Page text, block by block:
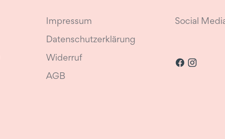
Impressum
Datenschutzerklärung
Widerruf
AGB
Social